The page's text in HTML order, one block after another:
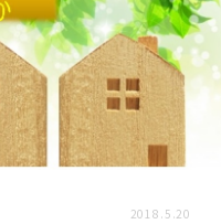
HAREL
活用事例
2018.5.20